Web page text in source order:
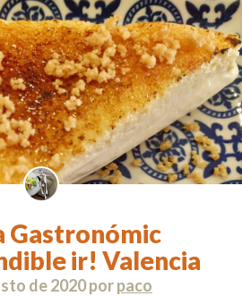
Gastronómic
ir! Valencia
de 2020porpaco